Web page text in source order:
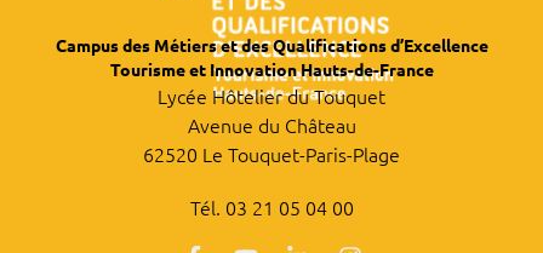
Campus des Métiers et des Qualifications d’Excellence
Tourisme et Innovation Hauts-de-France
Lycée Hôtelier du Touquet
Avenue du Château
62520 Le Touquet-Paris-Plage
Tél. 03 21 05 04 00